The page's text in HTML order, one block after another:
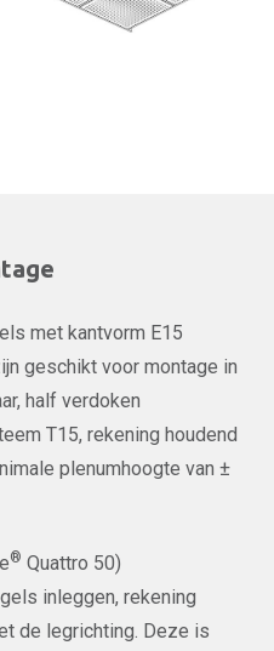
met kantvorm E15
geschikt voor montage in
half verdoken
T15, rekening houdend
plenumhoogte van ±
® Quattro 50)
inleggen, rekening
de legrichting. Deze is